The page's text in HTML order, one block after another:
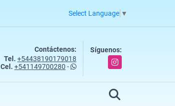
Select Language ▼
Contáctenos:
Tel. +54438190179018
Cel. +541149700280 -
Síguenos:
Instagram